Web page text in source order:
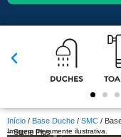
Início / Base Duche / SMC /
– Stone Plus
Imagem meramente ilustrativa.